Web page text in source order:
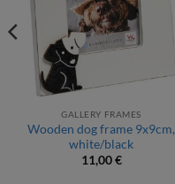
GALLERY FRAMES
Wooden dog frame 9x9cm,
white/black
11,00€